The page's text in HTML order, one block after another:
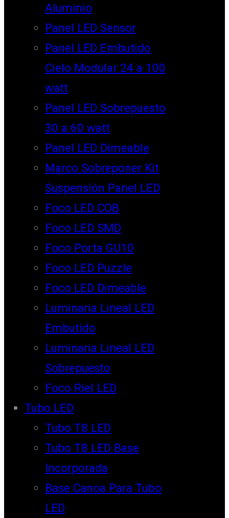
Aluminio
Panel LED Sensor
Panel LED Embutido
Cielo Modular 24 a 100
watt
Panel LED Sobrepuesto
30 a 60 watt
Panel LED Dimeable
Marco Sobreponer Kit
Suspensión Panel LED
Foco LED COB
Foco LED SMD
Foco Porta GU10
Foco LED Puzzle
Foco LED Dimeable
Luminaria Lineal LED
Embutido
Luminaria Lineal LED
Sobrepuesto
Foco Riel LED
Tubo LED
Tubo T8 LED
Tubo T8 LED Base
Incorporada
Base Canoa Para Tubo
LED